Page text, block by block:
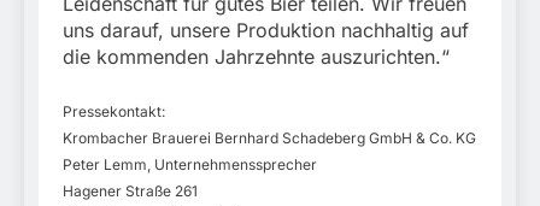
uns darauf, unsere Produktion nachhaltig auf
die kommenden Jahrzehnte auszurichten.“
Pressekontakt:
Krombacher Brauerei Bernhard Schadeberg GmbH & Co. KG
Peter Lemm, Unternehmenssprecher
Hagener Straße 261